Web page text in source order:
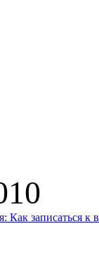
Как записаться к